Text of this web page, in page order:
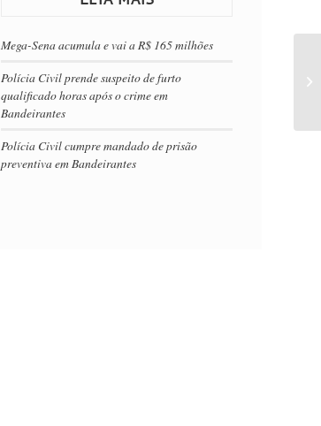
Mega-Sena acumula e vai a R$ 165 milhões
Polícia Civil prende suspeito de furto
qualificado horas após o crime em
Bandeirantes
Polícia Civil cumpre mandado de prisão
preventiva em Bandeirantes